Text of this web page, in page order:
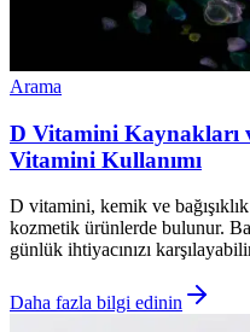
Arama
D Vitamini Kaynakları
Vitamini Kullanımı
D vitamini, kemik ve
kozmetik ürünlerde bulunur.
günlük ihtiyacınızı
Daha fazla bilgi edinin